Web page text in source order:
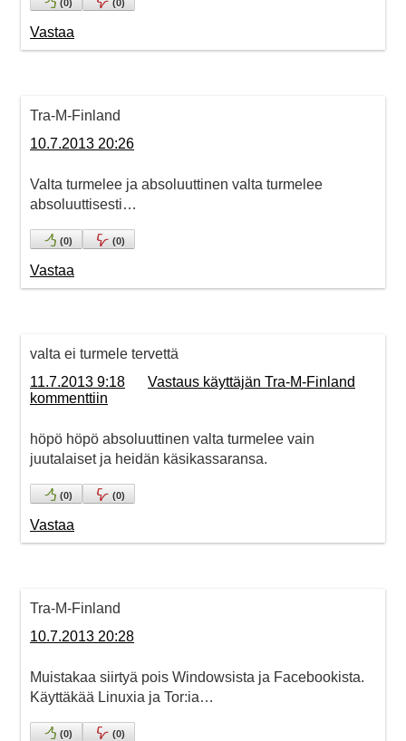
(0) (0)
Vastaa
Tra-M-Finland
10.7.2013 20:26
Valta turmelee ja absoluuttinen valta turmelee
absoluuttisesti…
(0) (0)
Vastaa
valta ei turmele tervettä
11.7.2013 9:18
Vastaus käyttäjän Tra-M-Finland
kommenttiin
höpö höpö absoluuttinen valta turmelee vain
juutalaiset ja heidän käsikassaransa.
(0) (0)
Vastaa
Tra-M-Finland
10.7.2013 20:28
Muistakaa siirtyä pois Windowsista ja Facebookista.
Käyttäkää Linuxia ja Tor:ia…
(0) (0)